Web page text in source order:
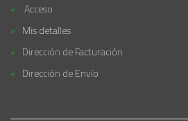
Acceso
Mis detalles
Dirección de Facturación
Dirección de Envío